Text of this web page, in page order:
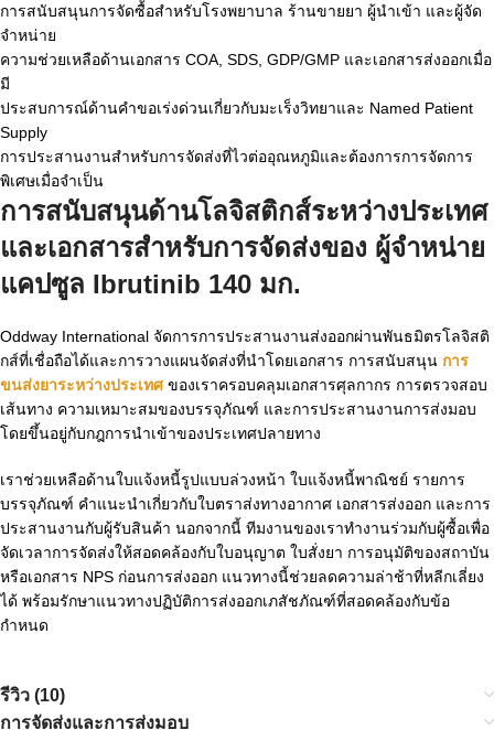
การสนับสนุนการจัดซื้อสำหรับโรงพยาบาล ร้านขายยา ผู้นำเข้า และผู้จัด
จำหน่าย
ความช่วยเหลือด้านเอกสาร COA, SDS, GDP/GMP และเอกสารส่งออกเมื่อ
มี
ประสบการณ์ด้านคำขอเร่งด่วนเกี่ยวกับมะเร็งวิทยาและ Named Patient
Supply
การประสานงานสำหรับการจัดส่งที่ไวต่ออุณหภูมิและต้องการการจัดการ
พิเศษเมื่อจำเป็น
การสนับสนุนด้านโลจิสติกส์ระหว่างประเทศ
และเอกสารสำหรับการจัดส่งของ ผู้จำหน่าย
แคปซูล Ibrutinib 140 มก.
Oddway International จัดการการประสานงานส่งออกผ่านพันธมิตรโลจิสติ
กส์ที่เชื่อถือได้และการวางแผนจัดส่งที่นำโดยเอกสาร การสนับสนุน การ
ขนส่งยาระหว่างประเทศของเราครอบคลุมเอกสารศุลกากร การตรวจสอบ
เส้นทาง ความเหมาะสมของบรรจุภัณฑ์ และการประสานงานการส่งมอบ
โดยขึ้นอยู่กับกฎการนำเข้าของประเทศปลายทาง
เราช่วยเหลือด้านใบแจ้งหนี้รูปแบบล่วงหน้า ใบแจ้งหนี้พาณิชย์ รายการ
บรรจุภัณฑ์ คำแนะนำเกี่ยวกับใบตราส่งทางอากาศ เอกสารส่งออก และการ
ประสานงานกับผู้รับสินค้า นอกจากนี้ ทีมงานของเราทำงานร่วมกับผู้ซื้อเพื่อ
จัดเวลาการจัดส่งให้สอดคล้องกับใบอนุญาต ใบสั่งยา การอนุมัติของสถาบัน
หรือเอกสาร NPS ก่อนการส่งออก แนวทางนี้ช่วยลดความล่าช้าที่หลีกเลี่ยง
ได้ พร้อมรักษาแนวทางปฏิบัติการส่งออกเภสัชภัณฑ์ที่สอดคล้องกับข้อ
กำหนด
รีวิว (10)
การจัดส่งและการส่งมอบ